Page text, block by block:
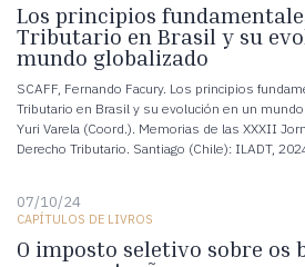
Los principios
Tributario en Brasil y su
mundo globalizado
SCAFF, Fernando Facury. Los principios
Tributario en Brasil y su evolución en un
Yuri Varela (Coord.). Memorias de las XXXII
Derecho Tributario. Santiago (Chile): ILADT,
07/10/24
CAPÍTULOS DE LIVROS
O imposto seletivo sobre os